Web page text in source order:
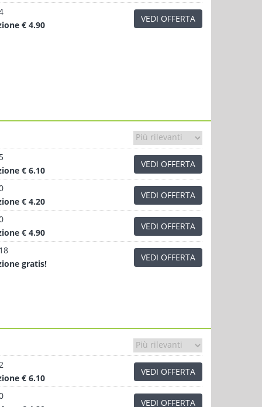
€ 4.90
VEDI OFFERTA
€ 6.10
VEDI OFFERTA
€ 4.20
VEDI OFFERTA
€ 4.90
VEDI OFFERTA
gratis!
VEDI OFFERTA
€ 6.10
VEDI OFFERTA
VEDI OFFERTA